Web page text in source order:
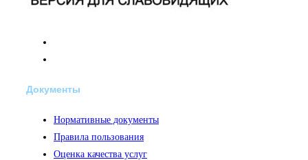
Документы
Нормативные документы
Правила пользования
Оценка качества услуг